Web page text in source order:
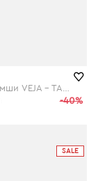
-40%
SALE